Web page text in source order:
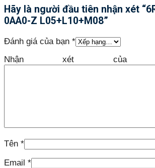
Hãy là người đầu tiên nhận xét
0AA0-Z L05+L10+M08”
Đánh giá của bạn *
Nhận xét
Tên *
Email *